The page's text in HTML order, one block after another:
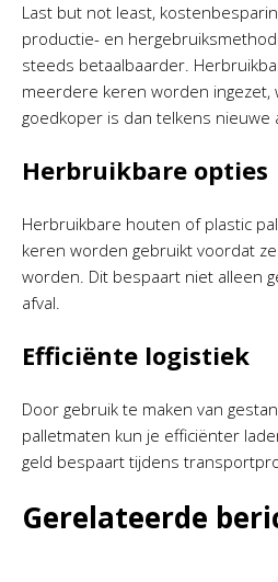
Last but not least,
productie- en
steeds betaalbaarder.
meerdere keren worden ingezet,
goedkoper is dan telkens nieuwe
Herbruikbare opties
Herbruikbare houten of plastic
keren worden gebruikt voordat
worden. Dit bespaart niet alleen
afval.
Efficiënte logistiek
Door gebruik te maken van
palletmaten kun je efficiënter
geld bespaart tijdens
Gerelateerde